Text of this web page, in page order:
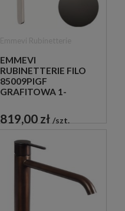
EMMEVI
RUBINETTERIE FILO
85009PIGF
GRAFITOWA 1-
PODTYNKOWA
819,00 zł szt.